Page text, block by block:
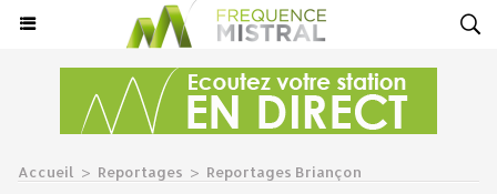
Accueil > Reportages > Reportages Briançon